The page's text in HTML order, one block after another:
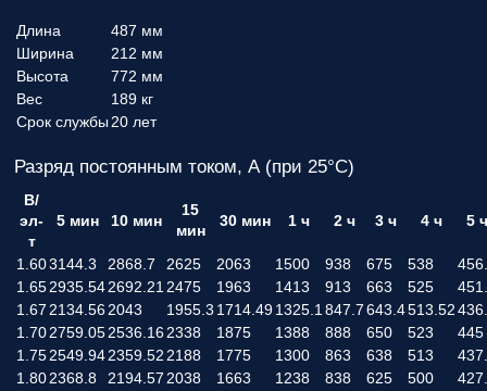
Длина
487 мм
Ширина
212 мм
Высота
772 мм
Вес
189 кг
Срок службы 20 лет
Разряд постоянным током, А (при 25°С)
В/
эл-
т
5 мин 10 мин
15
мин
30 мин 1 ч 2 ч 3 ч 4 ч 5 ч
1.603144.3 2868.7 2625 2063 1500 938 675 538
1.652935.542692.21 2475 1963 1413 913 663 525
1.67 2134.562043 1955.3 1714.491325.1 847.7643.4513.52
1.702759.052536.162338 1875 1388 888 650 523
445
1.752549.942359.52 2188 1775 1300 863 638 513
1.802368.8 2194.57 2038 1663 1238 838 625 500